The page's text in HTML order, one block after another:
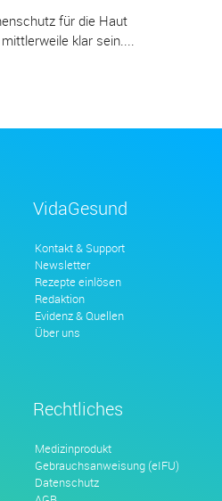
für die Haut
klar sein....
VidaGesund
Kontakt & Support
Newsletter
Rezepte einlösen
Redaktion
Evidenz & Quellen
Über uns
Rechtliches
Medizinprodukt
Gebrauchsanweisung (eIFU)
Datenschutz